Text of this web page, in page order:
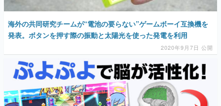
海外の共同研究チームが“電池の要らない”ゲームボーイ互換機を
発表。ボタンを押す際の振動と太陽光を使った発電を利用
2020年9月7日 公開